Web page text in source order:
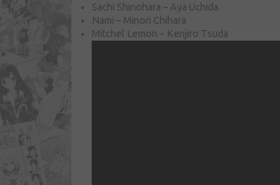
Sachi Shinohara – Aya Uchida
Nami – Minori Chihara
Mitchel Lemon – Kenjiro Tsuda